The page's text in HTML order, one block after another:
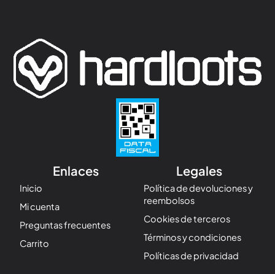
Enlaces
Inicio
Mi cuenta
Preguntas frecuentes
Carrito
Legales
Política de devoluciones y
reembolsos
Cookies de terceros
Términos y condiciones
Políticas de privacidad